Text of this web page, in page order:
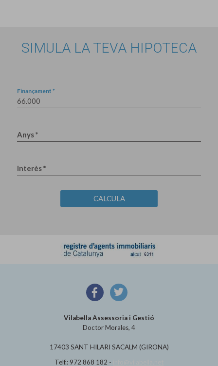
SIMULA LA TEVA HIPOTECA
Finançament *
Anys *
Interès *
CALCULA
Vilabella Assessoria i Gestió
Doctor Morales, 4
17403 SANT HILARI SACALM (GIRONA)
Telf.: 972 868 182 -